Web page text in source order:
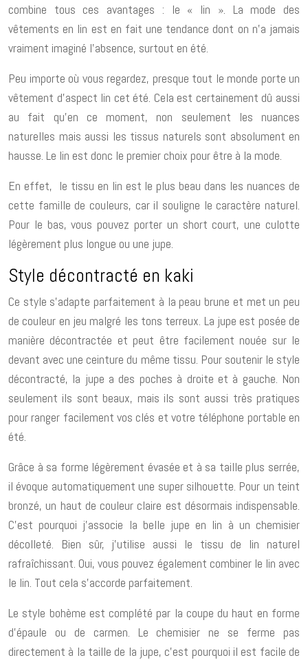
combine tous ces avantages : le « lin ». La mode des
vêtements en lin est en fait une tendance dont on n’a jamais
vraiment imaginé l’absence, surtout en été.
Peu importe où vous regardez, presque tout le monde porte un
vêtement d’aspect lin cet été. Cela est certainement dû aussi
au fait qu’en ce moment, non seulement les nuances
naturelles mais aussi les tissus naturels sont absolument en
hausse. Le lin est donc le premier choix pour être à la mode.
En effet, le tissu en lin est le plus beau dans les nuances de
cette famille de couleurs, car il souligne le caractère naturel.
Pour le bas, vous pouvez porter un short court, une culotte
légèrement plus longue ou une jupe.
Style décontracté en kaki
Ce style s’adapte parfaitement à la peau brune et met un peu
de couleur en jeu malgré les tons terreux. La jupe est posée de
manière décontractée et peut être facilement nouée sur le
devant avec une ceinture du même tissu. Pour soutenir le style
décontracté, la jupe a des poches à droite et à gauche. Non
seulement ils sont beaux, mais ils sont aussi très pratiques
pour ranger facilement vos clés et votre téléphone portable en
été.
Grâce à sa forme légèrement évasée et à sa taille plus serrée,
il évoque automatiquement une super silhouette. Pour un teint
bronzé, un haut de couleur claire est désormais indispensable.
C’est pourquoi j’associe la belle jupe en lin à un chemisier
décolleté. Bien sûr, j’utilise aussi le tissu de lin naturel
rafraîchissant. Oui, vous pouvez également combiner le lin avec
le lin. Tout cela s’accorde parfaitement.
Le style bohème est complété par la coupe du haut en forme
d’épaule ou de carmen. Le chemisier ne se ferme pas
directement à la taille de la jupe, c’est pourquoi il est facile de